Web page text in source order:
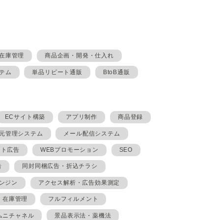
庫管理 商品企画・開発・仕入れ
ム 単品リピート通販 BtoB通販
ECサイト構築 アプリ制作 商品登録
管理システム メール配信システム
広告 WEBプロモーション SEO
同封同梱広告・折込チラシ
ジン アクセス解析・広告効果測定
在庫管理 フルフィルメント
ニチャネル 景品表示法・薬機法